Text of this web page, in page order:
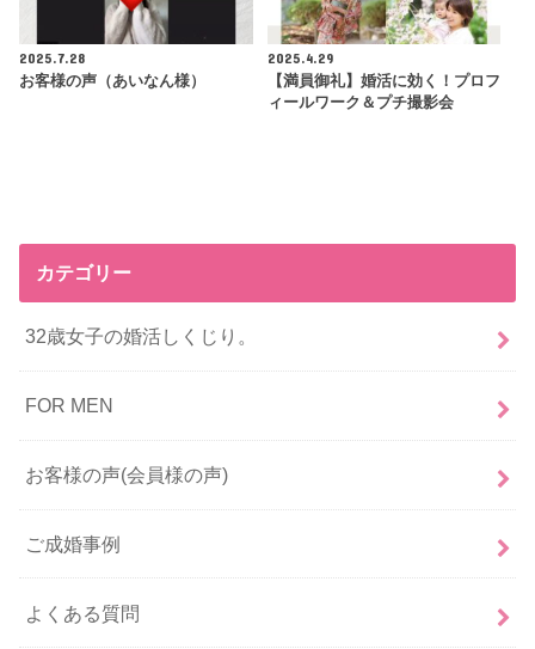
2025.7.28
お客様の声（あいなん様）
2025.4.29
【満員御礼】婚活に効く！プロフ
ィールワーク＆プチ撮影会
カテゴリー
32歳女子の婚活しくじり。
FOR MEN
お客様の声(会員様の声)
ご成婚事例
よくある質問